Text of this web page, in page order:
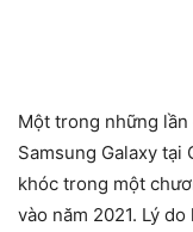
Một trong những
Samsung Galaxy tại
khóc trong một
vào năm 2021. Lý